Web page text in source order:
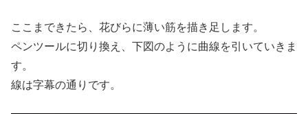
ここまできたら、花びらに薄い筋を描き足します。
ペンツールに切り換え、下図のように曲線を引いていきま
す。
線は字幕の通りです。